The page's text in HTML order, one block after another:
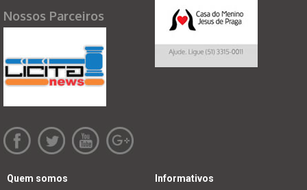
Nossos Parceiros
Quem somos Informativos